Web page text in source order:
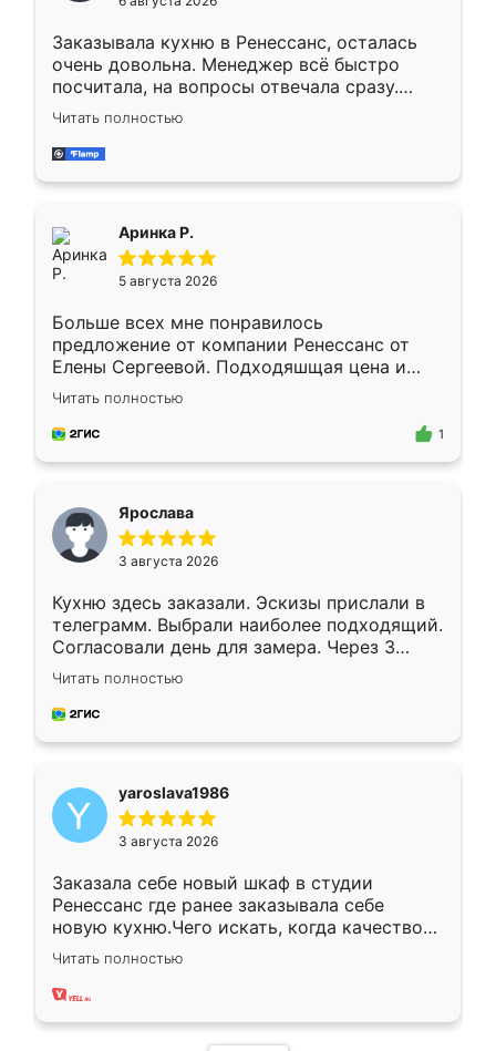
мебели буду заказывать только здесь.
Заказывала кухню в Ренессанс, осталась
очень довольна. Менеджер всё быстро
посчитала, на вопросы отвечала сразу.
Замерщик приехал в субботу, подошёл к
делу со всей ответственностью. Собрали
за день, ребята работали аккуратно, даже
Читать полностью
Аринка Р.
5 августа 2026
Больше всех мне понравилось
предложение от компании Ренессанс от
Елены Сергеевой. Подходяшщая цена и
короткие сроки изготовления. Приехавший
для замера сотрудник Владислав
предложил по моему эскизу самый
Читать полностью
1
Ярослава
3 августа 2026
Кухню здесь заказали. Эскизы прислали в
телеграмм. Выбрали наиболее подходящий.
Согласовали день для замера. Через 3
недели кухня была уже готова. Остались
довольны работой. Спасибо Ренессанс
мебель за качественную работу!
Читать полностью
yaroslava1986
3 августа 2026
Заказала себе новый шкаф в студии
Ренессанс где ранее заказывала себе
новую кухню.Чего искать, когда качеством
вполне довольна. Служит кухня уже почти
два года, нареканий нет.
Читать полностью